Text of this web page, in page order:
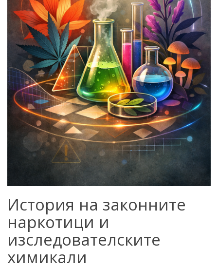
История на законните
наркотици и
изследователските
химикали